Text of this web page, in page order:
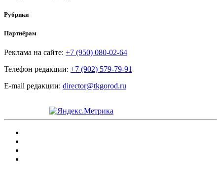
Рубрики
Партнёрам
Реклама на сайте: +7 (950) 080-02-64
Телефон редакции: +7 (902) 579-79-91
E-mail редакции: director@tkgorod.ru